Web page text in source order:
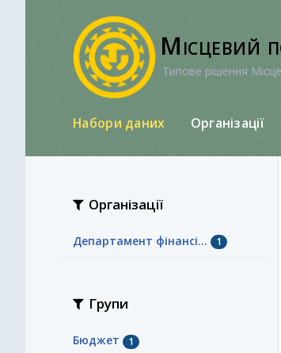
Місцевий
Типове рішення
Набори даних Організації
Організації
Департамент фінансі... 1
Групи
Бюджет 1